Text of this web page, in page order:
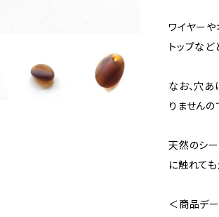
ワイヤーや
トップなど
なお、穴
りません
天然のシ
に触れて
＜商品デ